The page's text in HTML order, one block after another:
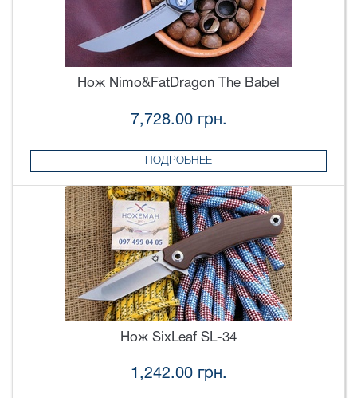
Нож Nimo&FatDragon The Babel
7,728.00 грн.
ПОДРОБНЕЕ
Нож SixLeaf SL-34
1,242.00 грн.